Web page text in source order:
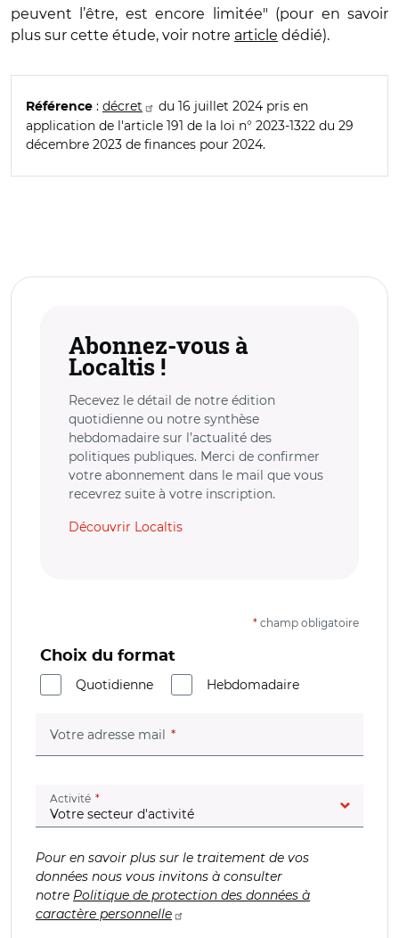
peuvent l’être, est encore limitée" (pour en savoir
plus sur cette étude, voir notre article dédié).
Référence : décret
du 16 juillet 2024 pris en
application de l'article 191 de la loi n° 2023-1322 du 29
décembre 2023 de finances pour 2024.
Abonnez-vous à
Localtis !
Recevez le détail de notre édition
quotidienne ou notre synthèse
hebdomadaire sur l’actualité des
politiques publiques. Merci de confirmer
votre abonnement dans le mail que vous
recevrez suite à votre inscription.
Découvrir Localtis
* champ obligatoire
Choix du format
Quotidienne
Hebdomadaire
Votre adresse mail (champ obligatoire)
Activité (champ obligatoire)
Pour en savoir plus sur le traitement de vos
données nous vous invitons à consulter
notre Politique de protection des données à
caractère personnelle